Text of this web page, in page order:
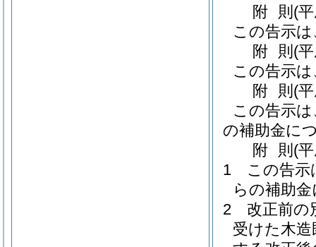
附 則 (
この告示
附 則 (
この告示
附 則 (
この告示
の補助金に
附 則 (
1
この告示
らの補助
2
改正前の
受けた木